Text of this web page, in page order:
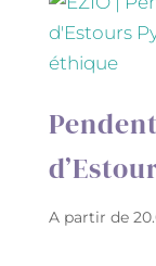
A partir de